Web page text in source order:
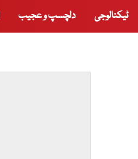
ٹیکنالوجی دلچسپ و عجیب